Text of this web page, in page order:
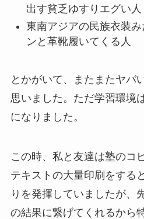
出す貧乏ゆすりエグい人
東南アジアの民族衣装
ンと革靴履いてくる人
とかがいて、またまたヤバ
思いました。ただ学習環境
になりました。
この時、私と友達は塾のコ
テキストの大量印刷をする
りを発揮していましたが、
の結果に繋げてくれるから